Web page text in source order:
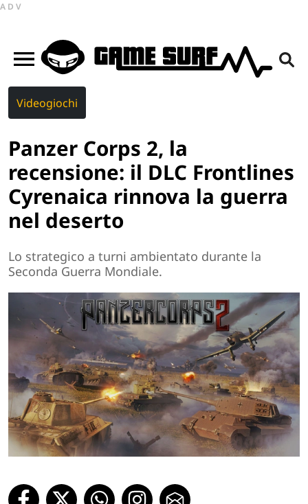
ADV
Videogiochi
Panzer Corps 2, la
recensione: il DLC Frontlines
Cyrenaica rinnova la guerra
nel deserto
Lo strategico a turni ambientato durante la
Seconda Guerra Mondiale.